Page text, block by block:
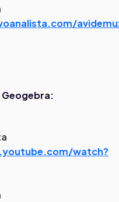
Geogebra:
watch?